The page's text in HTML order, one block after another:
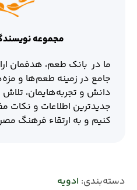
مجموعه
ما در بانک طعم، هدفمان
جامع در زمینه طعم‌ها و
دانش و تجربه‌هایمان، تلاش
جدیدترین اطلاعات و نکات
کنیم و به ارتقاء فرهنگ
دسته‌بندی: ادویه